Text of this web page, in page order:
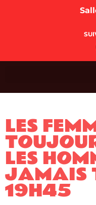
LES
LES
JAMAIS
19H45